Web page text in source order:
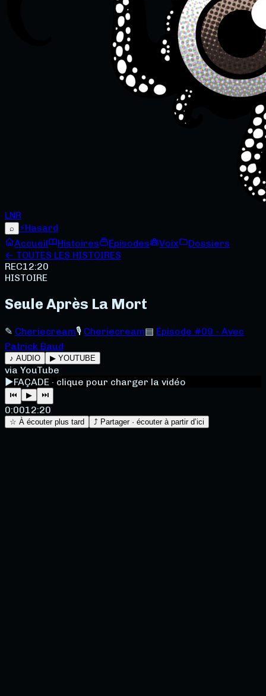
LNR
⌕ ⚡Hasard
Accueil
Histoires Épisodes Voix
Dossiers
← TOUTES LES HISTOIRES
REC12:20
HISTOIRE
Seule Après La Mort
✎ Cheriecream🎙 Cheriecream▤ Épisode #09 - Avec
Patrick Baud
♪ AUDIO ▶ YOUTUBE
via YouTube
▶FAÇADE · clique pour charger la vidéo
⏮ ▶ ⏭
0:0012:20
☆ À écouter plus tard ⤴ Partager · écouter à partir d’ici